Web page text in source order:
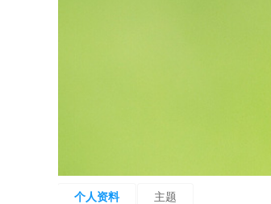
个人资料 主题